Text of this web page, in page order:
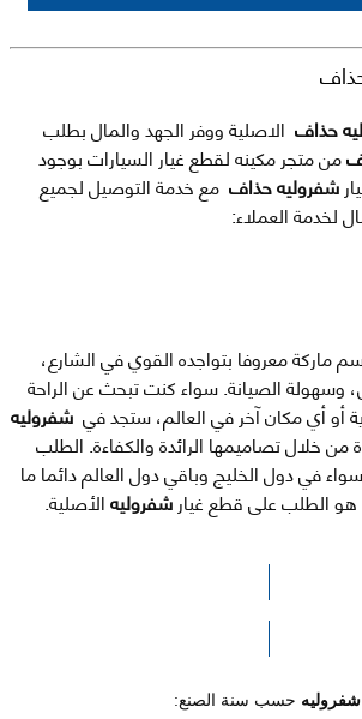
الاصلية ووفر الجهد والمال بطلب
من متجر مكينه لقطع غيار السيارات بوجود
شفروليه حذاف مع خدمة التوصيل لجميع
لخدمة العملاء:
ماركة معروفا بتواجده القوي في الشارع،
وسهولة الصيانة. سواء كنت تبحث عن الراحة
أو أي مكان آخر في العالم، ستجد في شفروليه
من خلال تصاميمها الرائدة والكفاءة. الطلب
سواء في دول الخليج وباقي دول العالم دائما ما
الطلب على قطع غيار شفروليهالأصلية.
الضغط هنا للوصول لصفحة البحث
شفروليه حسب سنة الصنع: